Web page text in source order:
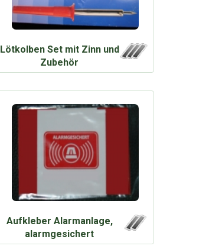
Lötkolben Set mit Zinn und
Zubehör
Aufkleber Alarmanlage,
alarmgesichert